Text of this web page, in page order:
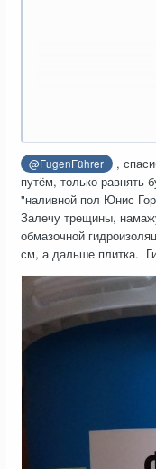
То, что вам нужно,
минуты.
@FugenFührer
,
путём, только равнять
"наливной пол Юнис
Залечу трещины,
обмазочной
см, а дальше плитка.